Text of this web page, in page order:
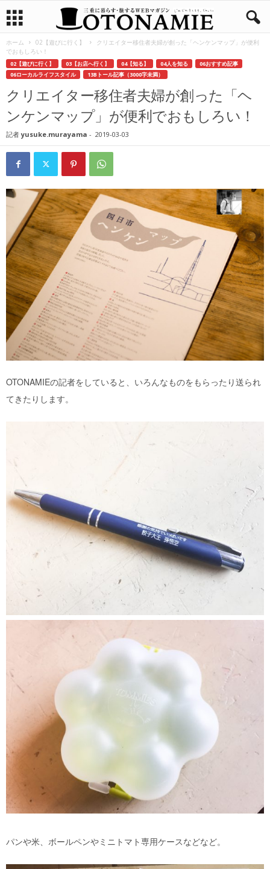
ホーム 02【遊びに行く】
クリエイター移住者夫婦が創った「ヘンケンマップ」が便利
でおもしろい！
02【遊びに行く】 03【お店へ行く】 04【知る】 04人を知る
06おすすめ記事
06ローカルライフスタイル
13Bトール記事（3000字未満）
クリエイター移住者夫婦が創った「ヘ
ンケンマップ」が便利でおもしろい！
記者 yusuke.murayama - 2019-03-03
OTONAMIEの記者をしていると、いろんなものをもらったり送られ
てきたりします。
パンや米、ボールペンやミニトマト専用ケースなどなど。